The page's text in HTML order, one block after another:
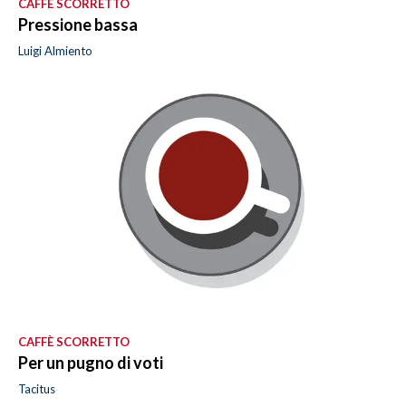
CAFFÈ SCORRETTO
Pressione bassa
Luigi Almiento
CAFFÈ SCORRETTO
Per un pugno di voti
Tacitus